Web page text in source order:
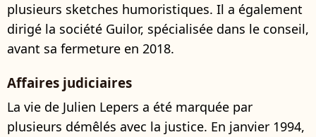
plusieurs sketches humoristiques. Il a également
dirigé la société Guilor, spécialisée dans le conseil,
avant sa fermeture en 2018.
Affaires judiciaires
La vie de Julien Lepers a été marquée par
plusieurs démêlés avec la justice. En janvier 1994,